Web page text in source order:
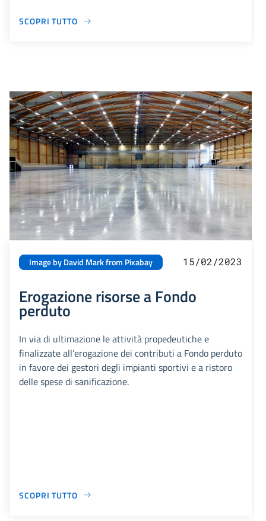
SCOPRI TUTTO
Image by David Mark from Pixabay 15/02/2023
Erogazione risorse a Fondo
perduto
In via di ultimazione le attività propedeutiche e
finalizzate all’erogazione dei contributi a Fondo perduto
in favore dei gestori degli impianti sportivi e a ristoro
delle spese di sanificazione.
SCOPRI TUTTO